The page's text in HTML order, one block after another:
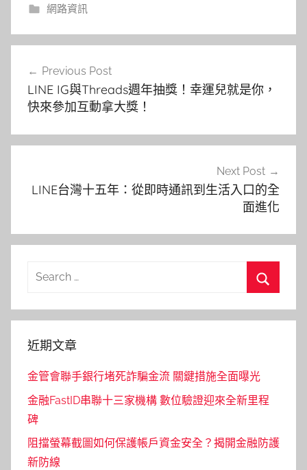
網路資訊
導
覽
Previous Post
LINE IG與Threads週年抽獎！幸運兒就是你，
快來參加互動拿大獎！
Next Post
LINE台灣十五年：從即時通訊到生活入口的全
面進化
Search
近期文章
金管會聯手銀行堵死詐騙金流 關鍵措施全面曝光
金融FastID串聯十三家機構 數位驗證迎來全新里程
碑
阻擋螢幕截圖如何保護帳戶資金安全？揭開金融防護
新防線